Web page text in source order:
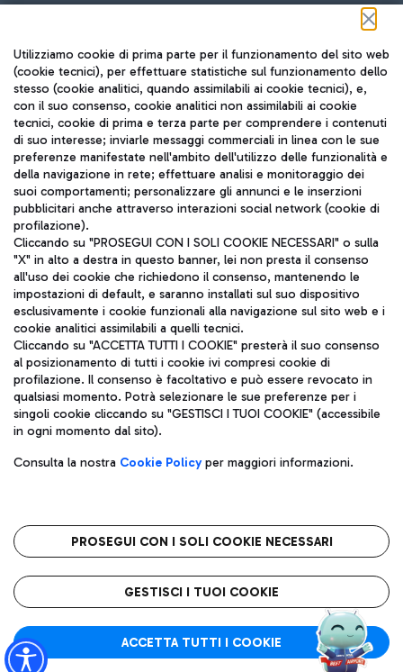
Seguici sui social
TRAVEL JOURNAL
ITA
Aeroporti di Roma S.p.A. - Società soggetta a direzione e
coordinamento di Mundys S.p.A.
Codice fiscale e Registro delle Imprese di Roma 13032990155 P.
IVA 06572251004
Capitale sociale 62.224.743,00 int. vers.
Sede legale: Via Pier Paolo Racchetti 1 - 00054 Fiumicino (RM)
telefono +39 06 65951
Privacy policy
Note legali
Roma FCO
L'aeroporto stellato
Utilizziamo cookie di prima parte per il funzionamento del sito web
(cookie tecnici), per effettuare statistiche sul funzionamento dello
stesso (cookie analitici, quando assimilabili ai cookie tecnici), e,
con il suo consenso, cookie analitici non assimilabili ai cookie
tecnici, cookie di prima e terza parte per comprendere i contenuti
di suo interesse; inviarle messaggi commerciali in linea con le sue
preferenze manifestate nell'ambito dell'utilizzo delle funzionalità e
della navigazione in rete; effettuare analisi e monitoraggio dei
suoi comportamenti; personalizzare gli annunci e le inserzioni
pubblicitari anche attraverso interazioni social network (cookie di
profilazione).
Cliccando su "PROSEGUI CON I SOLI COOKIE NECESSARI" o sulla
"X" in alto a destra in questo banner, lei non presta il consenso
all'uso dei cookie che richiedono il consenso, mantenendo le
impostazioni di default, e saranno installati sul suo dispositivo
esclusivamente i cookie funzionali alla navigazione sul sito web e i
cookie analitici assimilabili a quelli tecnici.
Cliccando su "ACCETTA TUTTI I COOKIE" presterà il suo consenso
al posizionamento di tutti i cookie ivi compresi cookie di
profilazione. Il consenso è facoltativo e può essere revocato in
qualsiasi momento. Potrà selezionare le sue preferenze per i
singoli cookie cliccando su "GESTISCI I TUOI COOKIE" (accessibile
in ogni momento dal sito).
Consulta la nostra Cookie Policyper maggiori informazioni.
PROSEGUI CON I SOLI COOKIE NECESSARI
GESTISCI I TUOI COOKIE
ACCETTA TUTTI I COOKIE